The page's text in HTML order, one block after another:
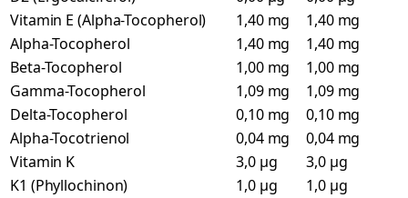
Vitamin E (Alpha-Tocopherol)
1,40 mg
1,40 mg
Alpha-Tocopherol
1,40 mg
1,40 mg
Beta-Tocopherol
1,00 mg
1,00 mg
Gamma-Tocopherol
1,09 mg
1,09 mg
Delta-Tocopherol
0,10 mg
0,10 mg
Alpha-Tocotrienol
0,04 mg
0,04 mg
Vitamin K
3,0 µg
3,0 µg
K1 (Phyllochinon)
1,0 µg
1,0 µg